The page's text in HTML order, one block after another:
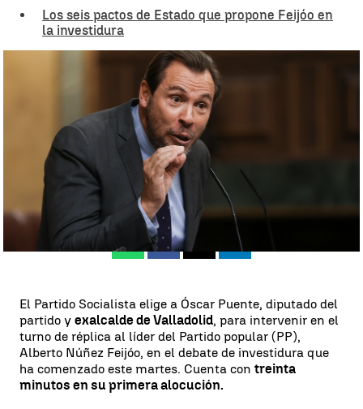
Los seis pactos de Estado que propone Feijóo en
la investidura
Óscar Puente replica a Feijóo en la investidura |
Rosario Miñano
Actualizado:26 de septiembre de 2023, 16:46
Publicado:
26 de septiembre de 2023, 16:10
WhatsappFacebook Linkedin
El Partido Socialista elige a Óscar Puente, diputado del
partido y exalcalde de Valladolid, para intervenir en el
turno de réplica al líder del Partido popular (PP),
Alberto Núñez Feijóo, en el debate de investidura que
ha comenzado este martes. Cuenta con treinta
minutos en su primera alocución.